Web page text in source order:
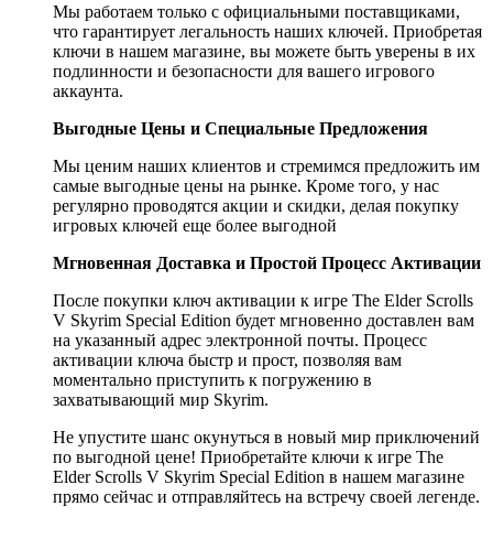
Мы работаем только с официальными поставщиками,
что гарантирует легальность наших ключей. Приобретая
ключи в нашем магазине, вы можете быть уверены в их
подлинности и безопасности для вашего игрового
аккаунта.
Выгодные Цены и Специальные Предложения
Мы ценим наших клиентов и стремимся предложить им
самые выгодные цены на рынке. Кроме того, у нас
регулярно проводятся акции и скидки, делая покупку
игровых ключей еще более выгодной
Мгновенная Доставка и Простой Процесс Активации
После покупки ключ активации к игре The Elder Scrolls
V Skyrim Special Edition будет мгновенно доставлен вам
на указанный адрес электронной почты. Процесс
активации ключа быстр и прост, позволяя вам
моментально приступить к погружению в
захватывающий мир Skyrim.
Не упустите шанс окунуться в новый мир приключений
по выгодной цене! Приобретайте ключи к игре The
Elder Scrolls V Skyrim Special Edition в нашем магазине
прямо сейчас и отправляйтесь на встречу своей легенде.